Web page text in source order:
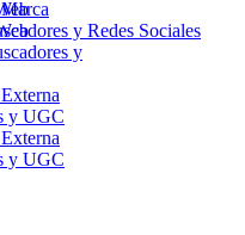
y
y UGC
y Redes Sociales
y UGC